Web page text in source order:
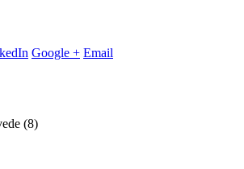
Google + Email
(8)